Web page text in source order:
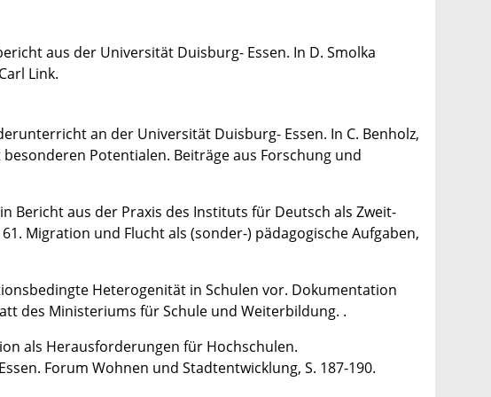
aus der Universität Duisburg- Essen. In D. Smolka
Link.
an der Universität Duisburg- Essen. In C. Benholz,
Potentialen. Beiträge aus Forschung und
Bericht aus der Praxis des Instituts für Deutsch als Zweit-
Migration und Flucht als (sonder-) pädagogische Aufgaben,
Heterogenität in Schulen vor. Dokumentation
des Ministeriums für Schule und Weiterbildung. .
als Herausforderungen für Hochschulen.
Forum Wohnen und Stadtentwicklung, S. 187-190.